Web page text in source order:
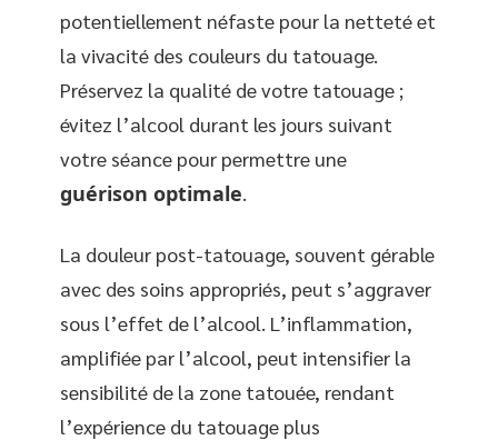
potentiellement néfaste pour la netteté et
la vivacité des couleurs du tatouage.
Préservez la qualité de votre tatouage ;
évitez l’alcool durant les jours suivant
votre séance pour permettre une
guérison optimale.
La douleur post-tatouage, souvent gérable
avec des soins appropriés, peut s’aggraver
sous l’effet de l’alcool. L’inflammation,
amplifiée par l’alcool, peut intensifier la
sensibilité de la zone tatouée, rendant
l’expérience du tatouage plus